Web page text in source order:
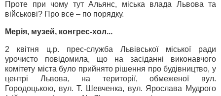
Проте при чому тут Альянс, міська влада Львова та
військові? Про все – по порядку.
Мерія, музей, конгрес-хол...
2 квітня ц.р. прес-служба Львівської міської ради
урочисто повідомила, що на засіданні виконавчого
комітету міста було прийнято рішення про будівництво, у
центрі Львова, на території, обмеженої вул.
Городоцькою, вул. Т. Шевченка, вул. Ярослава Мудрого